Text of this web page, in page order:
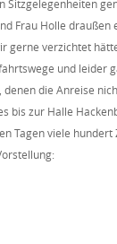
Sitzgelegenheiten
Frau Holle draußen
gerne verzichtet
und leider
denen die Anreise
bis zur Halle
Tagen viele hundert